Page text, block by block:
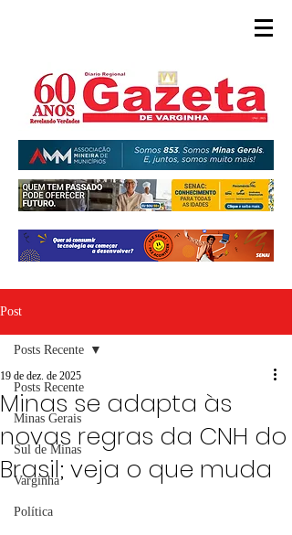
Post
Posts Recente
Minas Gerais
Sul de Minas
Varginha
Política
Posts Recente
Minas se adapta às
novas regras da CNH do
Brasil; veja o que muda
19 de dez. de 2025